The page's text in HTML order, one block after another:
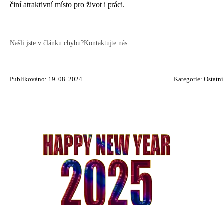
činí atraktivní místo pro život i práci.
Našli jste v článku chybu?Kontaktujte nás
Publikováno: 19. 08. 2024 Kategorie: Ostatní